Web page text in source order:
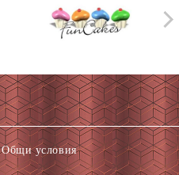
Общи условия